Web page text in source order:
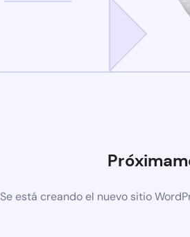
Se está creando el nuevo sitio